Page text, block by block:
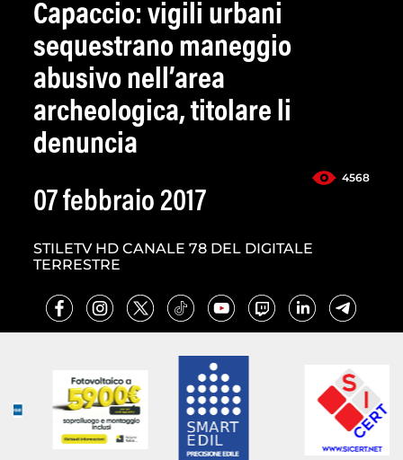
Capaccio: vigili urbani
sequestrano maneggio
abusivo nell’area
archeologica, titolare li
denuncia
4568
07 febbraio 2017
STILETV HD CANALE 78 DEL DIGITALE
TERRESTRE